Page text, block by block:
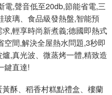
電,聲音低至20db,節能省電,三
玻璃、食品級發熱盤,智能預
,輕享時尚新煮義;德國即熱式
間,解決全屋熱水問題,3秒即
,真光波、微蒸烤一體,精致造
鍵直達!
酥、稻香村糕點禮盒、樓蘭